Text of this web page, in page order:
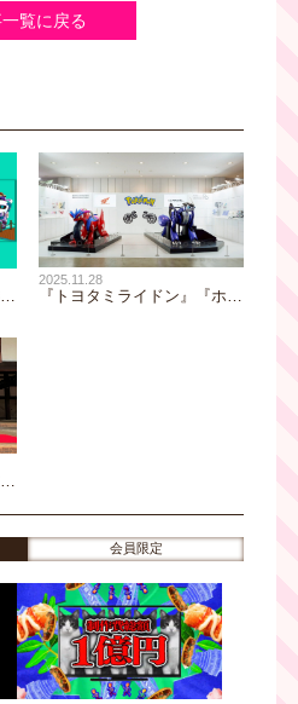
覧に戻る
2025.11.28
『トヨタミライドン』『ホン
会員限定